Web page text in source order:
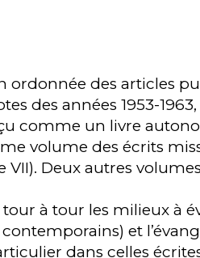
ordonnée des articles
des années 1953-
comme un livre
volume des écrits
Deux autres
à tour les milieux à
et
dans celles